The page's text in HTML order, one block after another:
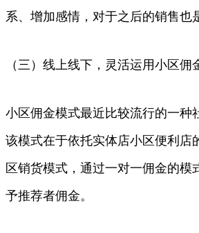
系、增加感情，对于之后的销售也
（三）线上线下，灵活运用小区佣
小区佣金模式最近比较流行的一种
该模式在于依托实体店小区便利店
区销货模式，通过一对一佣金的模
予推荐者佣金。